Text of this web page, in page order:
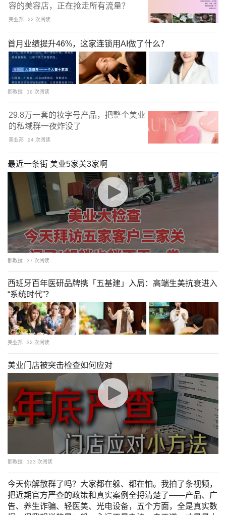
容的美容店，正在抢走所有流量？
美业邦 22 次阅读
首月业绩提升46%，这家连锁用AI做了什么？
都教授 19 次阅读
29.8万一套的妆字号产品，把整个美业
的私域群一夜炸没了
美业邦 24 次阅读
最近一条街 美业5家关3家啊
都教授 37 次阅读
西班牙百年医研品牌携「五基建」入局：高端生美抗衰进入
“系统时代”？
美业邦 32 次阅读
美业门店被突击检查如何应对
都教授 123 次阅读
今天你解散群了吗？大家都在躲、都在怕。我拍了条视频，
把近期官方严查的政策和真实案例全捋清楚了——产品、广
告、养生诈骗、轻医美、光电设备，五个方面，全是真实数